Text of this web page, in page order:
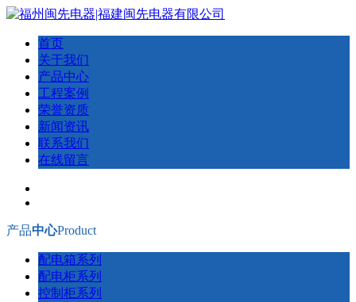
首页
关于我们
产品中心
工程案例
荣誉资质
新闻资讯
联系我们
在线留言
产品中心Product
配电箱系列
配电柜系列
控制柜系列